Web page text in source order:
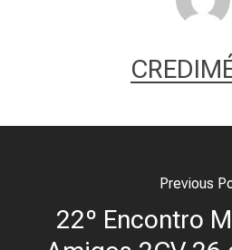
Previous
22º Encontro